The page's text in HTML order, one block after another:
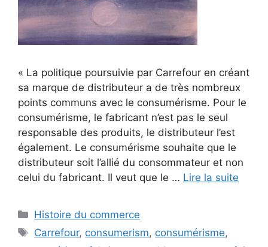
« La politique poursuivie par Carrefour en créant
sa marque de distributeur a de très nombreux
points communs avec le consumérisme. Pour le
consumérisme, le fabricant n’est pas le seul
responsable des produits, le distributeur l’est
également. Le consumérisme souhaite que le
distributeur soit l’allié du consommateur et non
celui du fabricant. Il veut que le … Lire la suite
Catégories
Histoire du commerce
Étiquettes
Carrefour, consumerism, consumérisme,